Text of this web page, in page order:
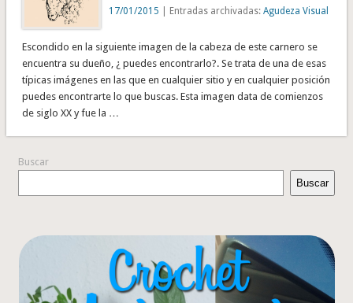
17/01/2015 | Entradas archivadas:Agudeza Visual
Escondido en la siguiente imagen de la cabeza de este carnero se
encuentra su dueño, ¿ puedes encontrarlo?. Se trata de una de esas
típicas imágenes en las que en cualquier sitio y en cualquier posición
puedes encontrarte lo que buscas. Esta imagen data de comienzos
de siglo XX y fue la …
Buscar
Buscar